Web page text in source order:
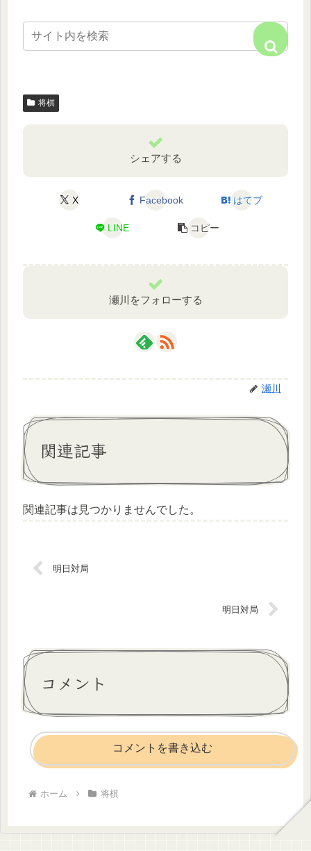
将棋
シェアする
X Facebook はてブ
LINE コピー
瀬川をフォローする
瀬川
関連記事
関連記事は見つかりませんでした。
明日対局
明日対局
コメント
コメントを書き込む
ホーム 将棋